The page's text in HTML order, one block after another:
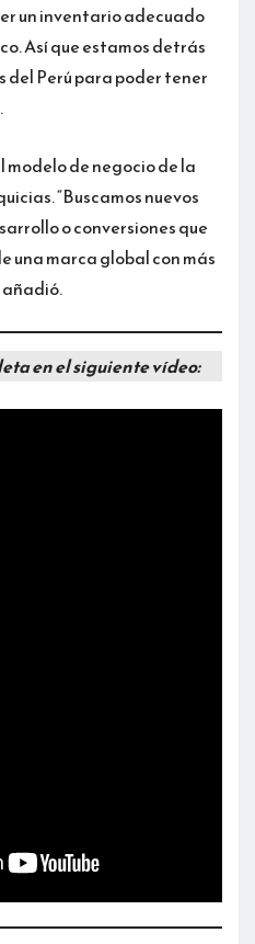
un inventario adecuado
Así que estamos detrás
del Perú para poder tener
de negocio de la
“Buscamos nuevos
o conversiones que
una marca global con más
añadió.
en el siguiente vídeo: